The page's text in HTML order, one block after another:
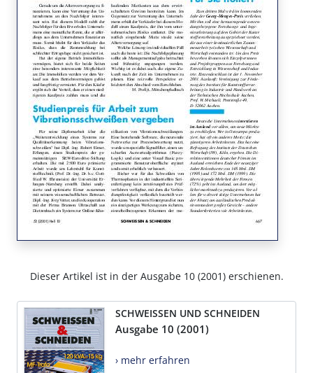
Dieser Artikel ist in der Ausgabe 10 (2001) erschienen.
SCHWEISSEN UND SCHNEIDEN
Ausgabe 10 (2001)
› mehr erfahren